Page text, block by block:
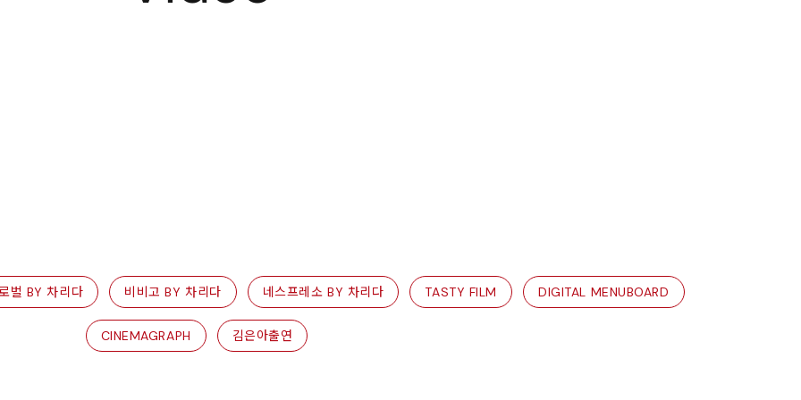
벌 BY 차리다 비비고 BY 차리다 네스프레소 BY 차리다 TASTY FILM DIGITAL MENUBOARD
CINEMAGRAPH 김은아출연